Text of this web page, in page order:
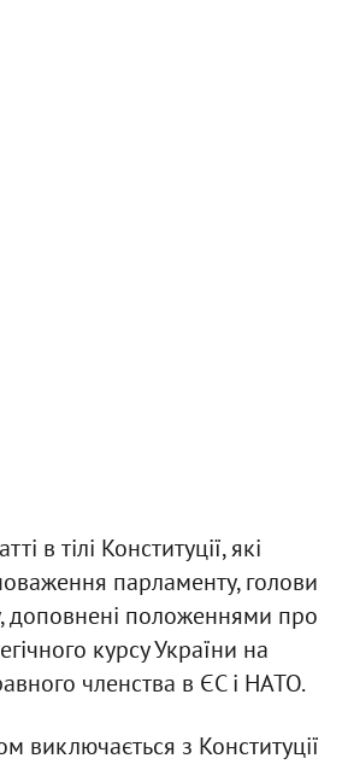
в тілі Конституції, які
парламенту, голови
доповнені положеннями про
курсу України на
членства в ЄС і НАТО.
виключається з Конституції